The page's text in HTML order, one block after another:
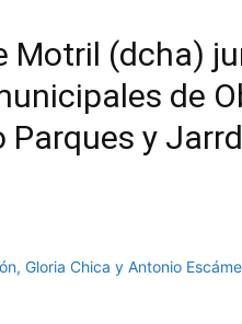
Motril (dcha)
de
y